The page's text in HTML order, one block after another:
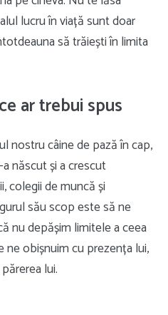
lucru în viață sunt doar
să trăiești în limita
ar trebui spus
nostru câine de pază în cap,
născut și a crescut
colegii de muncă și
său scop este să ne
nu depășim limitele a ceea
ne obișnuim cu prezența lui,
lui.